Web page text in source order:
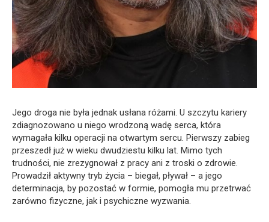
Jego droga nie była jednak usłana różami. U szczytu kariery
zdiagnozowano u niego wrodzoną wadę serca, która
wymagała kilku operacji na otwartym sercu. Pierwszy zabieg
przeszedł już w wieku dwudziestu kilku lat. Mimo tych
trudności, nie zrezygnował z pracy ani z troski o zdrowie.
Prowadził aktywny tryb życia – biegał, pływał – a jego
determinacja, by pozostać w formie, pomogła mu przetrwać
zarówno fizyczne, jak i psychiczne wyzwania.